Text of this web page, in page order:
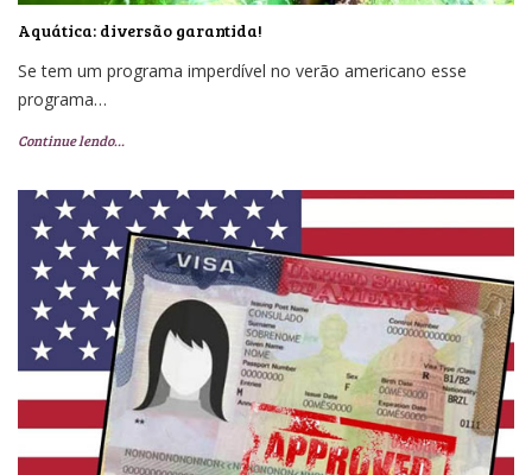
Aquática: diversão garantida!
Se tem um programa imperdível no verão americano esse
programa…
Continue lendo…